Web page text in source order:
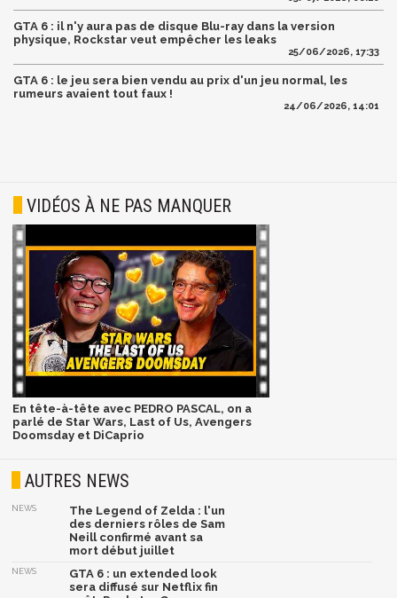
GTA 6 : il n'y aura pas de disque Blu-ray dans la version
physique, Rockstar veut empêcher les leaks
25/06/2026, 17:33
GTA 6 : le jeu sera bien vendu au prix d'un jeu normal, les
rumeurs avaient tout faux !
24/06/2026, 14:01
VIDÉOS À NE PAS MANQUER
En tête-à-tête avec PEDRO PASCAL, on a
parlé de Star Wars, Last of Us, Avengers
Doomsday et DiCaprio
AUTRES NEWS
NEWS
The Legend of Zelda : l'un
des derniers rôles de Sam
Neill confirmé avant sa
mort début juillet
NEWS
GTA 6 : un extended look
sera diffusé sur Netflix fin